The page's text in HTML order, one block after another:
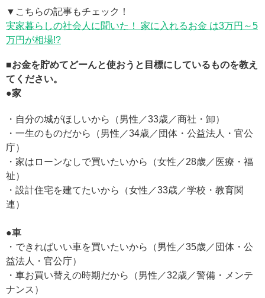
▼こちらの記事もチェック！
実家暮らしの社会人に聞いた！ 家に入れるお金 は3万円～5
万円が相場!?
■お金を貯めてどーんと使おうと目標にしているものを教え
てください。
●家
・自分の城がほしいから（男性／33歳／商社・卸）
・一生のものだから（男性／34歳／団体・公益法人・官公
庁）
・家はローンなしで買いたいから（女性／28歳／医療・福
祉）
・設計住宅を建てたいから（女性／33歳／学校・教育関
連）
●車
・できればいい車を買いたいから（男性／35歳／団体・公
益法人・官公庁）
・車お買い替えの時期だから（男性／32歳／警備・メンテ
ナンス）